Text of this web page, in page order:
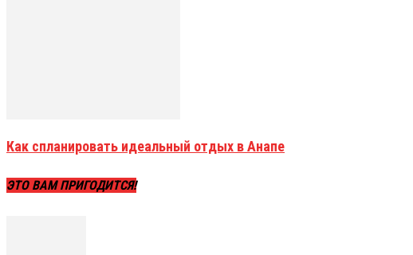
Как спланировать идеальный отдых в Анапе
ЭТО ВАМ ПРИГОДИТСЯ!